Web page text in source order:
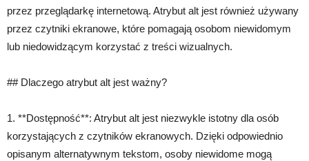
przez przeglądarkę internetową. Atrybut alt jest również używany
przez czytniki ekranowe, które pomagają osobom niewidomym
lub niedowidzącym korzystać z treści wizualnych.
## Dlaczego atrybut alt jest ważny?
1. **Dostępność**: Atrybut alt jest niezwykle istotny dla osób
korzystających z czytników ekranowych. Dzięki odpowiednio
opisanym alternatywnym tekstom, osoby niewidome mogą